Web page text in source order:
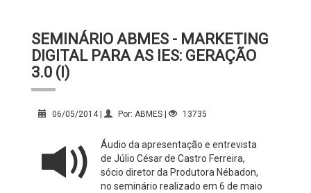
SEMINÁRIO ABMES - MARKETING
DIGITAL PARA AS IES: GERAÇÃO
3.0 (I)
06/05/2014 | Por: ABMES | 13735
Áudio da apresentação e entrevista
de Júlio César de Castro Ferreira,
sócio diretor da Produtora Nébadon,
no seminário realizado em 6 de maio